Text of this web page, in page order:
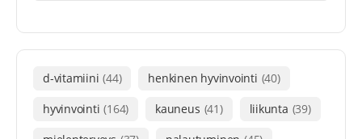
d-vitamiini (44) henkinen hyvinvointi (40)
hyvinvointi (164) kauneus (41) liikunta (39)